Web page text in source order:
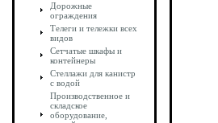
Дорожные
ограждения
Телеги и тележки всех
видов
Сетчатые шкафы и
контейнеры
Стеллажи для канистр
с водой
Производственное и
складское
оборудование,